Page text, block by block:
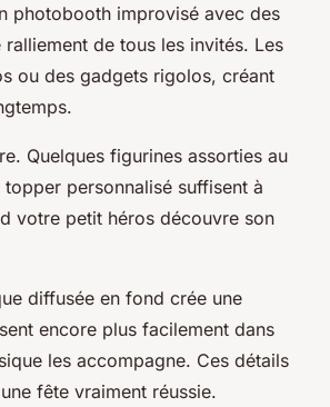
photobooth improvisé avec des
de tous les invités. Les
ou des gadgets rigolos, créant
Quelques figurines assorties au
personnalisé suffisent à
votre petit héros découvre son
diffusée en fond crée une
encore plus facilement dans
les accompagne. Ces détails
fête vraiment réussie.